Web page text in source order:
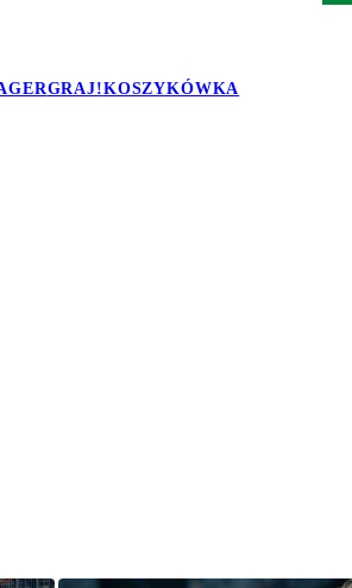
GRAJ!KOSZYKÓWKA